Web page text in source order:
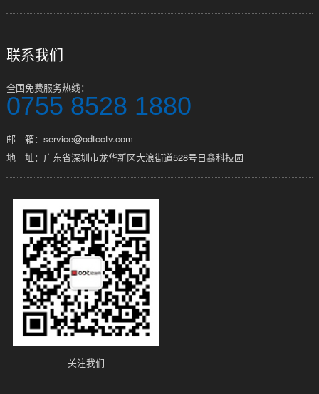
联系我们
全国免费服务热线：
0755 8528 1880
邮 箱：service@odtcctv.com
地 址：广东省深圳市龙华新区大浪街道528号日鑫科技园
关注我们